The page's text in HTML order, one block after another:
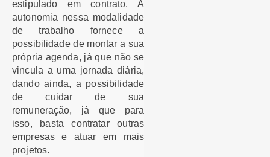
estipulado em contrato. A
autonomia nessa modalidade
de trabalho fornece a
possibilidade de montar a sua
própria agenda, já que não se
vincula a uma jornada diária,
dando ainda, a possibilidade
de cuidar de sua
remuneração, já que para
isso, basta contratar outras
empresas e atuar em mais
projetos.